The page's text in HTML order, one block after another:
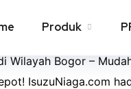
Produk
Isuzu
Wilayah Bogor –
IsuzuNiaga.com